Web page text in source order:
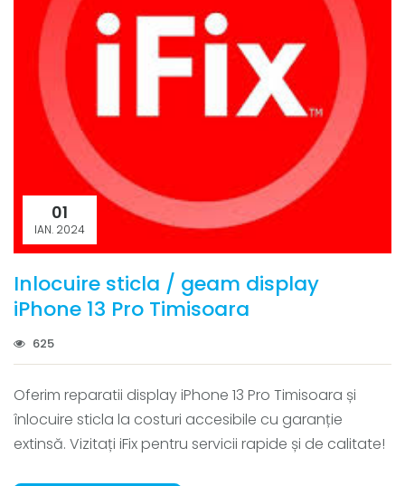
01
IAN. 2024
Inlocuire sticla / geam display
iPhone 13 Pro Timisoara
625
Oferim reparatii display iPhone 13 Pro Timisoara și
înlocuire sticla la costuri accesibile cu garanție
extinsă. Vizitați iFix pentru servicii rapide și de calitate!